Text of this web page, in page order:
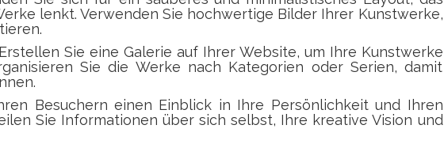
lenkt. Verwenden Sie hochwertige Bilder Ihrer Kunstwerke,
Sie eine Galerie auf Ihrer Website, um Ihre Kunstwerke
Sie die Werke nach Kategorien oder Serien, damit
Besuchern einen Einblick in Ihre Persönlichkeit und Ihren
Sie Informationen über sich selbst, Ihre kreative Vision und